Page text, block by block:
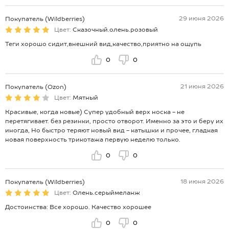
Покупатель (Wildberries)
29 июня 2026
Цвет: Сказочный.олень.розовый
Теги хорошо сидит,внешний вид,качество,приятно на ощупь
0 0
Покупатель (Ozon)
21 июня 2026
Цвет: Мятный
Красивые, когда новые) Супер удобный верх носка - не
перетягивает. без резинки, просто отворот. Именно за это и беру их
иногда, Но быстро теряют новый вид - катышки и прочее, гладкая
новая поверхность трикотажа первую неделю только.
0 0
Покупатель (Wildberries)
18 июня 2026
Цвет: Олень.серыймеланж
Достоинства: Все хорошо. Качество хорошее
0 0